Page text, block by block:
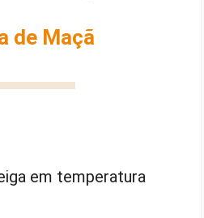
de Maçã
em temperatura